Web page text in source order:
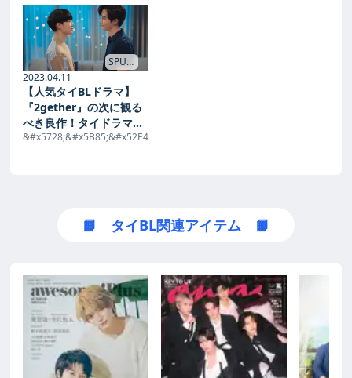
SPUR
→
2023.04.11
【人気タイBLドラマ】
『2gether』の次に観る
べき良作！タイドラマ好
きライターが選ぶ、沼落
📙 タイBL関連アイテム 📙